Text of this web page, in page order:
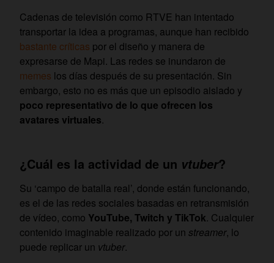
Cadenas de televisión como RTVE han intentado
transportar la idea a programas, aunque han recibido
bastante críticas por el diseño y manera de
expresarse de Mapi. Las redes se inundaron de
memes los días después de su presentación. Sin
embargo, esto no es más que un episodio aislado y
poco representativo de lo que ofrecen los
avatares virtuales.
¿Cuál es la actividad de un vtuber?
Su ‘campo de batalla real’, donde están funcionando,
es el de las redes sociales basadas en retransmisión
de vídeo, como YouTube, Twitch y TikTok. Cualquier
contenido imaginable realizado por un streamer, lo
puede replicar un vtuber.